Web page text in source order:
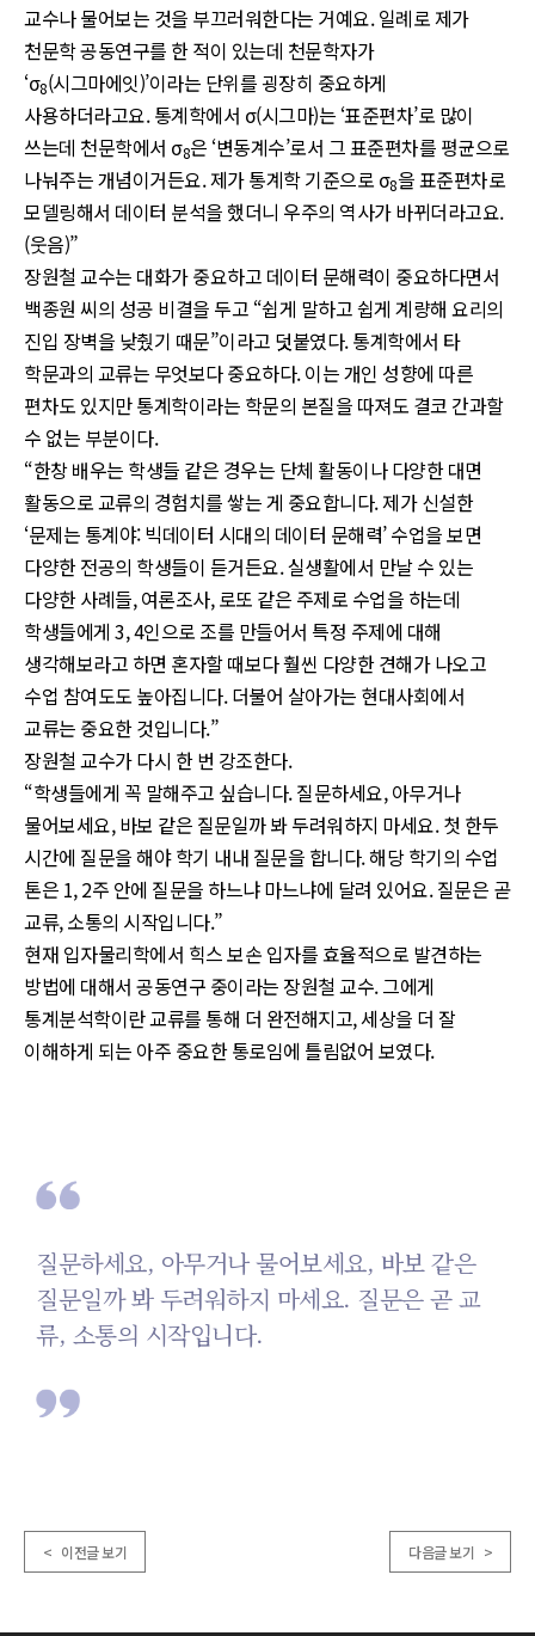
교수나 물어보는 것을 부끄러워한다는 거예요. 일례로 제가
천문학 공동연구를 한 적이 있는데 천문학자가
‘σ8(시그마에잇)’이라는 단위를 굉장히 중요하게
사용하더라고요. 통계학에서 σ(시그마)는 ‘표준편차’로 많이
쓰는데 천문학에서 σ8은 ‘변동계수’로서 그 표준편차를 평균으로
나눠주는 개념이거든요. 제가 통계학 기준으로 σ8을 표준편차로
모델링해서 데이터 분석을 했더니 우주의 역사가 바뀌더라고요.
(웃음)”
장원철 교수는 대화가 중요하고 데이터 문해력이 중요하다면서
백종원 씨의 성공 비결을 두고 “쉽게 말하고 쉽게 계량해 요리의
진입 장벽을 낮췄기 때문”이라고 덧붙였다. 통계학에서 타
학문과의 교류는 무엇보다 중요하다. 이는 개인 성향에 따른
편차도 있지만 통계학이라는 학문의 본질을 따져도 결코 간과할
수 없는 부분이다.
“한창 배우는 학생들 같은 경우는 단체 활동이나 다양한 대면
활동으로 교류의 경험치를 쌓는 게 중요합니다. 제가 신설한
‘문제는 통계야: 빅데이터 시대의 데이터 문해력’ 수업을 보면
다양한 전공의 학생들이 듣거든요. 실생활에서 만날 수 있는
다양한 사례들, 여론조사, 로또 같은 주제로 수업을 하는데
학생들에게 3, 4인으로 조를 만들어서 특정 주제에 대해
생각해보라고 하면 혼자할 때보다 훨씬 다양한 견해가 나오고
수업 참여도도 높아집니다. 더불어 살아가는 현대사회에서
교류는 중요한 것입니다.”
장원철 교수가 다시 한 번 강조한다.
“학생들에게 꼭 말해주고 싶습니다. 질문하세요, 아무거나
물어보세요, 바보 같은 질문일까 봐 두려워하지 마세요. 첫 한두
시간에 질문을 해야 학기 내내 질문을 합니다. 해당 학기의 수업
톤은 1, 2주 안에 질문을 하느냐 마느냐에 달려 있어요. 질문은 곧
교류, 소통의 시작입니다.”
현재 입자물리학에서 힉스 보손 입자를 효율적으로 발견하는
방법에 대해서 공동연구 중이라는 장원철 교수. 그에게
통계분석학이란 교류를 통해 더 완전해지고, 세상을 더 잘
이해하게 되는 아주 중요한 통로임에 틀림없어 보였다.
질문하세요, 아무거나 물어보세요, 바보 같은
질문일까 봐 두려워하지 마세요. 질문은 곧 교
류, 소통의 시작입니다.
< 이전글 보기 다음글 보기 >